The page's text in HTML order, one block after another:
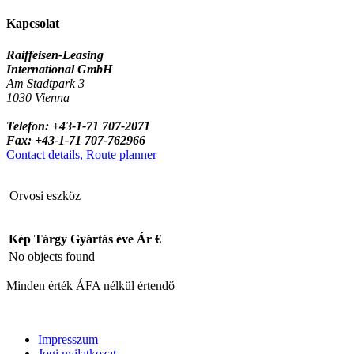
Kapcsolat
Raiffeisen-Leasing
International GmbH
Am Stadtpark 3
1030 Vienna
Telefon: +43-1-71 707-2071
Fax: +43-1-71 707-762966
Contact details, Route planner
Orvosi eszköz
Kép Tárgy Gyártás éve Ár €
No objects found
Minden érték ÁFA nélkül értendő
Impresszum